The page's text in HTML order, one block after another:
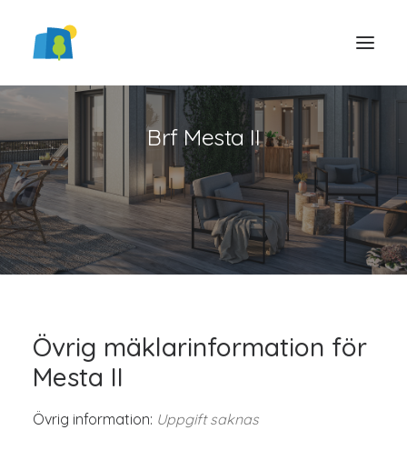
Brf Mesta II
Övrig mäklarinformation för
Mesta II
Övrig information: Uppgift saknas